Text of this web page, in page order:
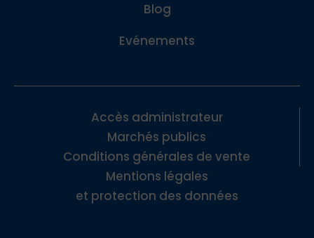
Blog
Evénements
Accès administrateur
Marchés publics
Conditions générales de vente
Mentions légales
et protection des données